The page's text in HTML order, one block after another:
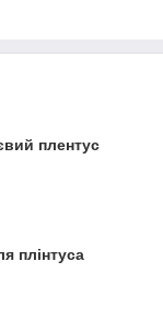
плентус
плінтуса